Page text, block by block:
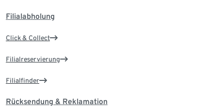
Filialabholung
Click & Collect
Filialreservierung
Filialfinder
Rücksendung & Reklamation